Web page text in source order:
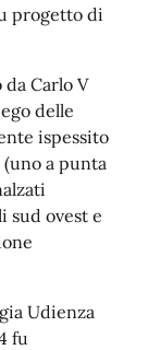
progetto di
da Carlo V
delle
ispessito
a punta
sud ovest e
Udienza
fu